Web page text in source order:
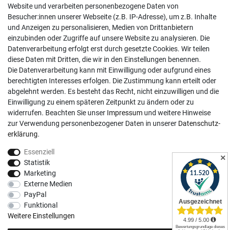
02381 9878909
Mo-Fr, 9:00 - 18:00 Uhr
Sa, 9:00 - 13:00 Uhr
Kundenkonto
Registrieren
Login
Hilfe
Informationen
Impressum
Datenschutzerklärung
AGB
Vertrag widerrufen
Social Media
✕
Website und verarbeiten personenbezogene Daten von
Besucher:innen unserer Webseite (z.B. IP-Adresse), um z.B. Inhalte
und Anzeigen zu personalisieren, Medien von Drittanbietern
einzubinden oder Zugriffe auf unsere Website zu analysieren. Die
Datenverarbeitung erfolgt erst durch gesetzte Cookies. Wir teilen
diese Daten mit Dritten, die wir in den Einstellungen benennen.
Die Datenverarbeitung kann mit Einwilligung oder aufgrund eines
berechtigten Interesses erfolgen. Die Zustimmung kann erteilt oder
abgelehnt werden. Es besteht das Recht, nicht einzuwilligen und die
Einwilligung zu einem späteren Zeitpunkt zu ändern oder zu
widerrufen. Beachten Sie unser Impressum und weitere Hinweise
zur Verwendung personenbezogener Daten in unserer Daten­schutz­
erklärung.
Essenziell
Statistik
Marketing
Externe Medien
PayPal
Funktional
Weitere Einstellungen